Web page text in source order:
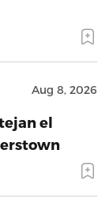
Aug 8, 2026
el